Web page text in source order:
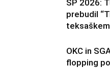
SP 2026:
prebudil
OKC in
flopping